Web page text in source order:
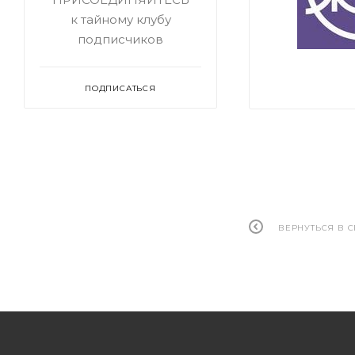
ВЕРНУТЬСЯ В
к тайному клубу
подписчиков
ПОДПИСАТЬСЯ